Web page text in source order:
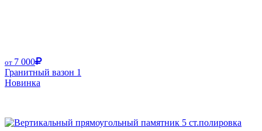
от 7 000
Гранитный вазон 1
Новинка